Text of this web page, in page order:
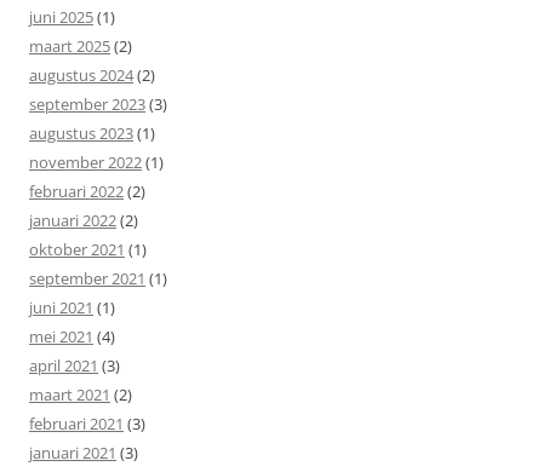
juni 2025(1)
maart 2025(2)
augustus 2024(2)
september 2023(3)
augustus 2023(1)
november 2022(1)
februari 2022(2)
januari 2022(2)
oktober 2021 (1)
september 2021 (1)
juni 2021 (1)
mei 2021 (4)
april 2021 (3)
maart 2021 (2)
februari 2021 (3)
januari 2021 (3)